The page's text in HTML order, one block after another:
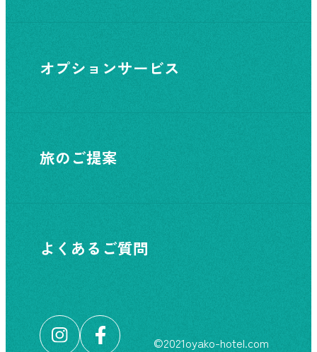
オプションサービス
旅のご提案
よくあるご質問
©︎2021oyako-hotel.com